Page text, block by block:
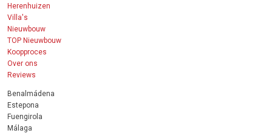
Herenhuizen
Villa's
Nieuwbouw
TOP Nieuwbouw
Koopproces
Over ons
Reviews
Benalmádena
Estepona
Fuengirola
Málaga